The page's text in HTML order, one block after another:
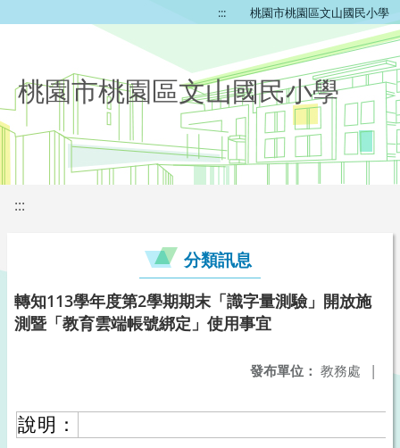
::: 桃園市桃園區文山國民小學
桃園市桃園區文山國民小學
:::
分類訊息
轉知113學年度第2學期期末「識字量測驗」開放施
測暨「教育雲端帳號綁定」使用事宜
發布單位： 教務處 |
說明：